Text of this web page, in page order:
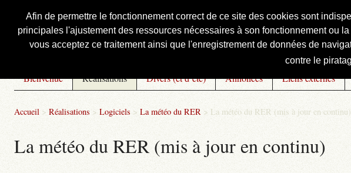
Afin de permettre le fonctionnement correct de ce site des cookies sont
principales l'ajustement des ressources nécessaires à son fonctionnement ou
vous acceptez ce traitement ainsi que l'enregistrement de données de
contre le
Courbis, « LE » Blog Officiel
Bienvenue Réalisations Divers (et d’été) Annonces Liens externes
Accueil > Réalisations > Logiciels > La météo du RER > La météo du RER (mis à jour en continu)
La météo du RER (mis à jour en continu)